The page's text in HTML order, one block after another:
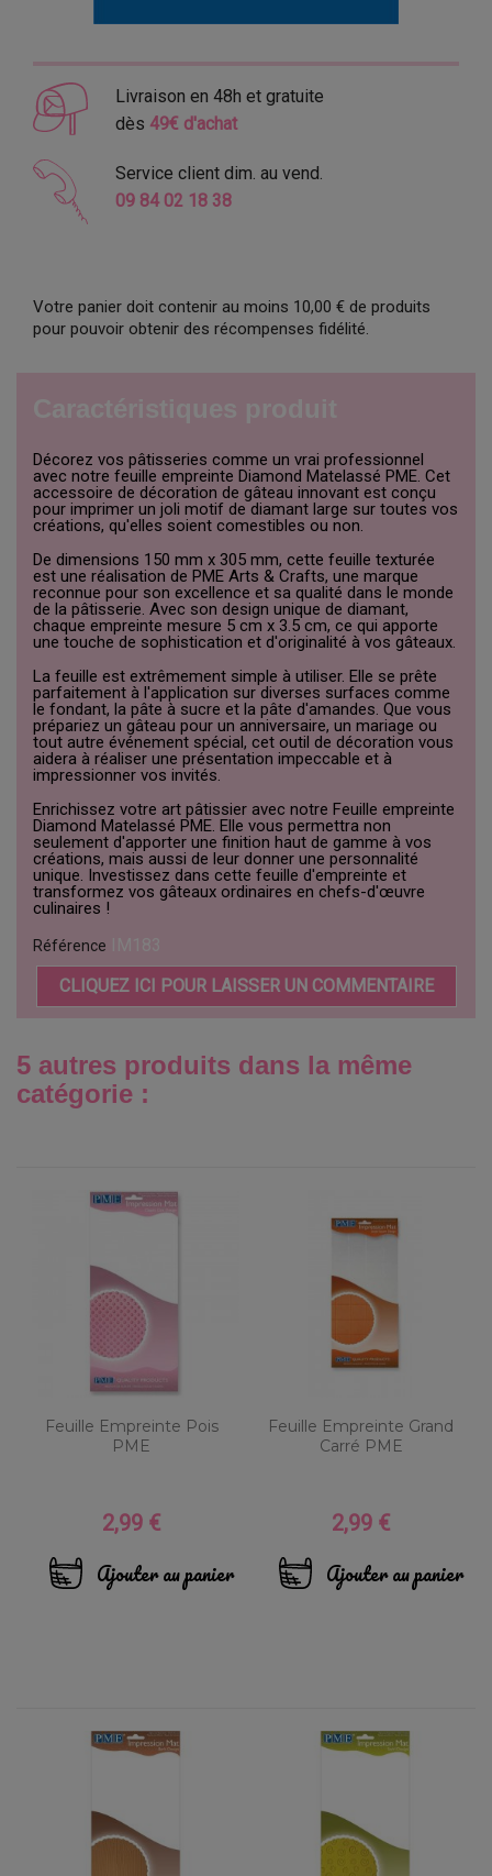
Livraison en 48h et gratuite
dès 49€ d'achat
Service client dim. au vend.
09 84 02 18 38
Votre panier doit contenir au moins 10,00 € de produits
pour pouvoir obtenir des récompenses fidélité.
Décorez vos pâtisseries comme un vrai professionnel
avec notre feuille empreinte Diamond Matelassé PME. Cet
accessoire de décoration de gâteau innovant est conçu
pour imprimer un joli motif de diamant large sur toutes vos
créations, qu'elles soient comestibles ou non.
De dimensions 150 mm x 305 mm, cette feuille texturée
est une réalisation de PME Arts & Crafts, une marque
reconnue pour son excellence et sa qualité dans le monde
de la pâtisserie. Avec son design unique de diamant,
chaque empreinte mesure 5 cm x 3.5 cm, ce qui apporte
une touche de sophistication et d'originalité à vos gâteaux.
La feuille est extrêmement simple à utiliser. Elle se prête
parfaitement à l'application sur diverses surfaces comme
le fondant, la pâte à sucre et la pâte d'amandes. Que vous
prépariez un gâteau pour un anniversaire, un mariage ou
tout autre événement spécial, cet outil de décoration vous
aidera à réaliser une présentation impeccable et à
impressionner vos invités.
Enrichissez votre art pâtissier avec notre Feuille empreinte
Diamond Matelassé PME. Elle vous permettra non
seulement d'apporter une finition haut de gamme à vos
créations, mais aussi de leur donner une personnalité
unique. Investissez dans cette feuille d'empreinte et
transformez vos gâteaux ordinaires en chefs-d'œuvre
culinaires !
Référence
CLIQUEZ ICI POUR LAISSER UN COMMENTAIRE
5 autres produits dans la même
catégorie :
Feuille Empreinte Pois
PME
Prix
2,99 €
Ajouter au panier
Feuille Empreinte Grand
Carré PME
Prix
2,99 €
Ajouter au panier